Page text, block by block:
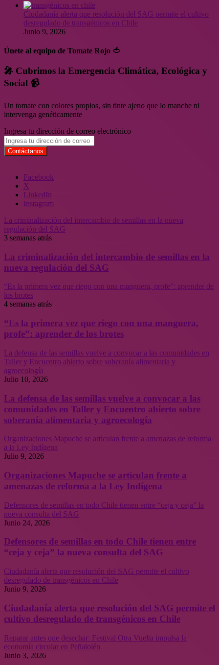
Ciudadanía alerta que resolución del SAG permite el cultivo
desregulado de transgénicos en Chile
Junio 9, 2026
Únete al equipo de Tomate Rojo 🍅
🎤 Cubrimos la Emergencia Climática, Ecológica y
Social 📹
Un tomate con colores propios, sin tinte ajeno que lo manche ni
intervenga genéticamente
Ingresa tu dirección de correo electrónico
Facebook
X
LinkedIn
Instagram
La criminalización del intercambio de semillas en la nueva
regulación del SAG
3 semanas atrás
La criminalización del intercambio de semillas en la
nueva regulación del SAG
“Es la primera vez que riego con una manguera, profe”: aprender de
los brotes
4 semanas atrás
“Es la primera vez que riego con una manguera,
profe”: aprender de los brotes
La defensa de las semillas vuelve a convocar a las comunidades en
Taller y Encuentro abierto sobre soberanía alimentaria y
agroecología
Julio 10, 2026
La defensa de las semillas vuelve a convocar a las
comunidades en Taller y Encuentro abierto sobre
soberanía alimentaria y agroecología
Organizaciones Mapuche se articulan frente a amenazas de reforma
a la Ley Indígena
Julio 9, 2026
Organizaciones Mapuche se articulan frente a
amenazas de reforma a la Ley Indígena
Defensores de semillas en todo Chile tienen entre “ceja y ceja” la
nueva consulta del SAG
Junio 24, 2026
Defensores de semillas en todo Chile tienen entre
“ceja y ceja” la nueva consulta del SAG
Ciudadanía alerta que resolución del SAG permite el cultivo
desregulado de transgénicos en Chile
Junio 9, 2026
Ciudadanía alerta que resolución del SAG permite el
cultivo desregulado de transgénicos en Chile
Reparar antes que desechar: Festival Otra Vuelta impulsa la
economía circular en Peñalolén
Junio 3, 2026